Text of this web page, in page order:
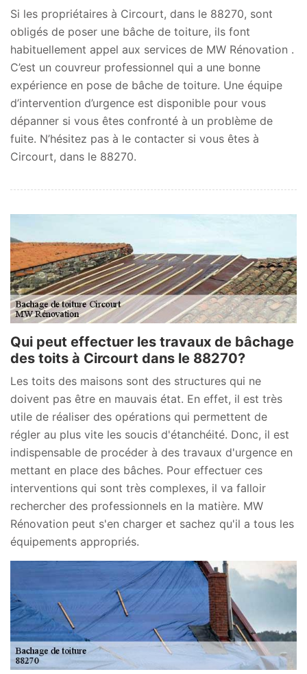
Si les propriétaires à Circourt, dans le 88270, sont
obligés de poser une bâche de toiture, ils font
habituellement appel aux services de MW Rénovation .
C’est un couvreur professionnel qui a une bonne
expérience en pose de bâche de toiture. Une équipe
d’intervention d’urgence est disponible pour vous
dépanner si vous êtes confronté à un problème de
fuite. N’hésitez pas à le contacter si vous êtes à
Circourt, dans le 88270.
Qui peut effectuer les travaux de bâchage
des toits à Circourt dans le 88270?
Les toits des maisons sont des structures qui ne
doivent pas être en mauvais état. En effet, il est très
utile de réaliser des opérations qui permettent de
régler au plus vite les soucis d'étanchéité. Donc, il est
indispensable de procéder à des travaux d'urgence en
mettant en place des bâches. Pour effectuer ces
interventions qui sont très complexes, il va falloir
rechercher des professionnels en la matière. MW
Rénovation peut s'en charger et sachez qu'il a tous les
équipements appropriés.